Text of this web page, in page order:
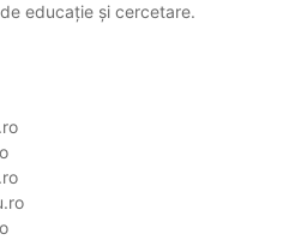
educație și cercetare.